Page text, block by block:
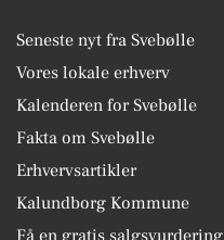
Seneste nyt fra Svebølle
Vores lokale erhverv
Kalenderen for Svebølle
Fakta om Svebølle
Erhvervsartikler
Kalundborg Kommune
Få en gratis salgsvurdering